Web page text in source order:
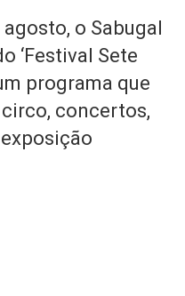
o Sabugal
‘Festival Sete
programa que
concertos,